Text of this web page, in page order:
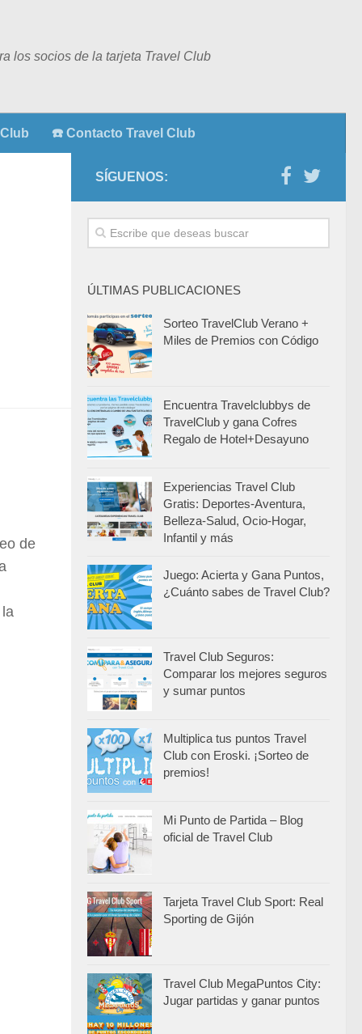
los socios de la tarjeta Travel Club
☎️ Contacto Travel Club
de
SÍGUENOS:
ÚLTIMAS PUBLICACIONES
Sorteo TravelClub Verano +
Miles de Premios con Código
Encuentra Travelclubbys de
TravelClub y gana Cofres
Regalo de Hotel+Desayuno
Experiencias Travel Club
Gratis: Deportes-Aventura,
Belleza-Salud, Ocio-Hogar,
Infantil y más
Juego: Acierta y Gana Puntos,
¿Cuánto sabes de Travel Club?
Travel Club Seguros:
Comparar los mejores seguros
y sumar puntos
Multiplica tus puntos Travel
Club con Eroski. ¡Sorteo de
premios!
Mi Punto de Partida – Blog
oficial de Travel Club
Tarjeta Travel Club Sport: Real
Sporting de Gijón
Travel Club MegaPuntos City:
Jugar partidas y ganar puntos